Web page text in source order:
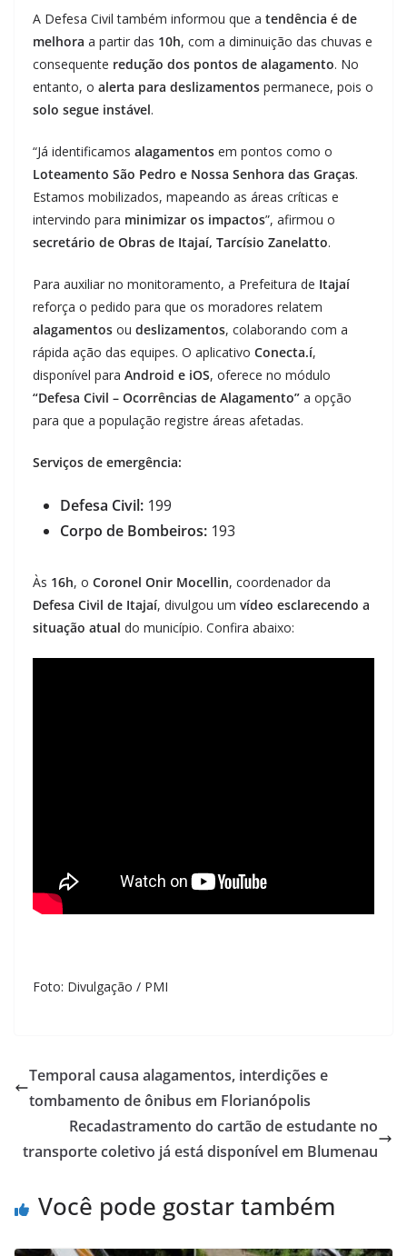
A Defesa Civil também informou que a tendência é de
melhora a partir das 10h, com a diminuição das chuvas e
consequente redução dos pontos de alagamento. No
entanto, o alerta para deslizamentos permanece, pois o
solo segue instável.
“Já identificamos alagamentos em pontos como o
Loteamento São Pedro e Nossa Senhora das Graças.
Estamos mobilizados, mapeando as áreas críticas e
intervindo para minimizar os impactos”, afirmou o
secretário de Obras de Itajaí, Tarcísio Zanelatto.
Para auxiliar no monitoramento, a Prefeitura de Itajaí
reforça o pedido para que os moradores relatem
alagamentos ou deslizamentos, colaborando com a
rápida ação das equipes. O aplicativo Conecta.í,
disponível para Android e iOS, oferece no módulo
“Defesa Civil – Ocorrências de Alagamento” a opção
para que a população registre áreas afetadas.
Serviços de emergência:
Defesa Civil: 199
Corpo de Bombeiros: 193
Às 16h, o Coronel Onir Mocellin, coordenador da
Defesa Civil de Itajaí, divulgou um vídeo esclarecendo a
situação atual do município. Confira abaixo:
Foto: Divulgação / PMI
Temporal causa alagamentos, interdições e
tombamento de ônibus em Florianópolis
Recadastramento do cartão de estudante no
transporte coletivo já está disponível em Blumenau
Você pode gostar também